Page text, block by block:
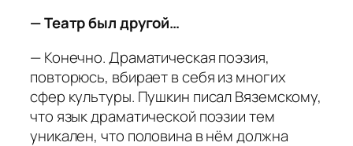
— Театр был другой…
— Конечно. Драматическая поэзия,
повторюсь, вбирает в себя из многих
сфер культуры. Пушкин писал Вяземскому,
что язык драматической поэзии тем
уникален, что половина в нём должна